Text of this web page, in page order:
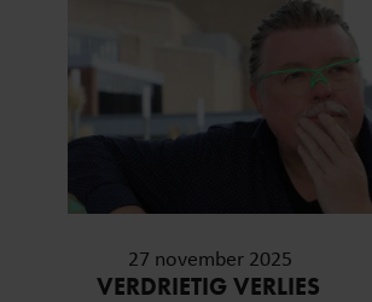
27 november 2025
VERDRIETIG VERLIES